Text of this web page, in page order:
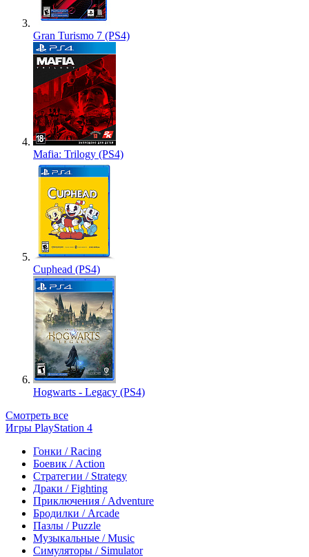
Gran Turismo 7 (PS4)
Mafia: Trilogy (PS4)
Cuphead (PS4)
Hogwarts - Legacy (PS4)
Смотреть все
Игры PlayStation 4
Гонки / Racing
Боевик / Action
Стратегии / Strategy
Драки / Fighting
Приключения / Adventure
Бродилки / Arcade
Пазлы / Puzzle
Музыкальные / Music
Симуляторы / Simulator